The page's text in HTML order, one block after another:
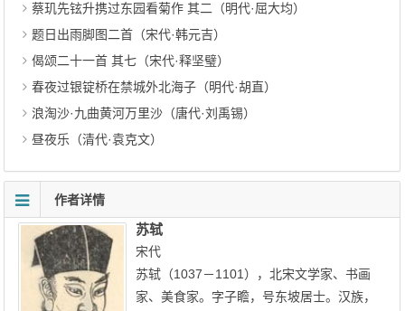
蔡玑先铉升携过东园看菊作 其二（明代·屈大均）
题日出雨脚图二首（宋代·韩元吉）
偈颂二十一首 其七（宋代·释坚璧）
春夜过银锭桥在禁城外北海子（明代·胡直）
浪淘沙·九曲黄河万里沙（唐代·刘禹锡）
昼夜乐（清代·袁克文）
作者详情
苏轼
宋代
苏轼（1037－1101），北宋文学家、书画
家、美食家。字子瞻，号东坡居士。汉族，